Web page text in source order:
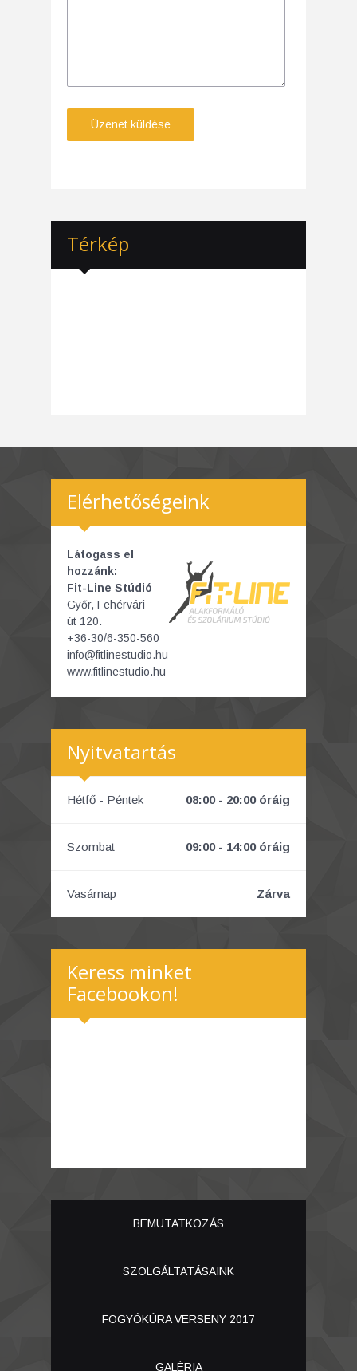
Térkép
Elérhetőségeink
Látogass el
hozzánk:
Fit-Line Stúdió
Győr, Fehérvári
út 120.
+36-30/6-350-560
info@fitlinestudio.hu
www.fitlinestudio.hu
Nyitvatartás
Hétfő - Péntek 08:00 - 20:00 óráig
Szombat 09:00 - 14:00 óráig
Vasárnap Zárva
Keress minket
Facebookon!
BEMUTATKOZÁS
SZOLGÁLTATÁSAINK
FOGYÓKÚRA VERSENY 2017
GALÉRIA